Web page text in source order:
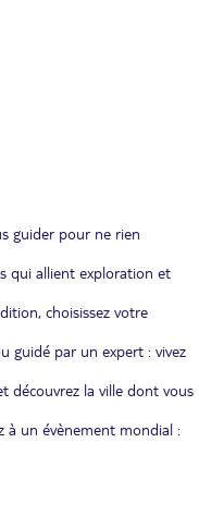
guider pour ne rien
qui allient exploration et
choisissez votre
guidé par un expert : vivez
découvrez la ville dont vous
à un évènement mondial :